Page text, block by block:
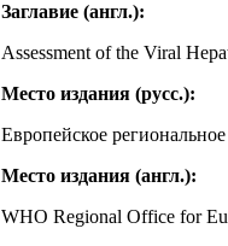
Заглавие (англ.):
Assessment of the Viral
Место издания (русс.):
Европейское
Место издания (англ.):
WHO Regional Office for